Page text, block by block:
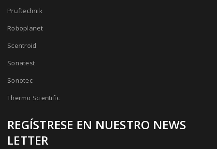
Prüftechnik
Roboplanet
Scentroid
Sonatest
Sonotec
Thermo Scientific
REGÍSTRESE EN NUESTRO NEWS
LETTER